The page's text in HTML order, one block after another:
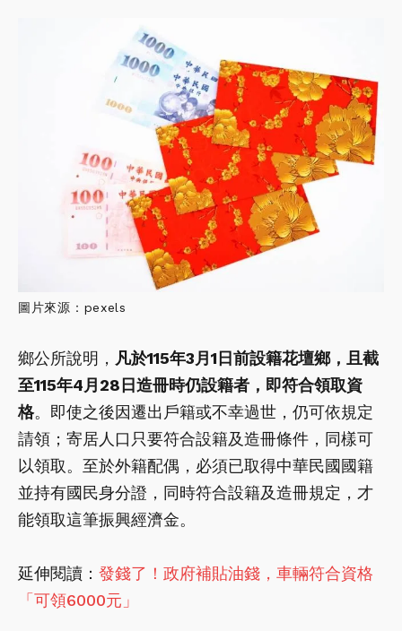
圖片來源：pexels
鄉公所說明， 凡於115年3月1日前設籍花壇鄉，且截
至115年4月28日造冊時仍設籍者，即符合領取資
格。即使之後因遷出戶籍或不幸過世，仍可依規定
請領；寄居人口只要符合設籍及造冊條件，同樣可
以領取。至於外籍配偶，必須已取得中華民國國籍
並持有國民身分證，同時符合設籍及造冊規定，才
能領取這筆振興經濟金。
延伸閱讀： 發錢了！政府補貼油錢，車輛符合資格
「可領6000元」